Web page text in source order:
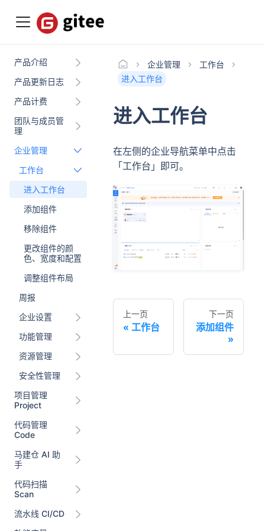
产品介绍
产品更新日志
产品计费
团队与成员管
理
企业管理
工作台
进入工作台
添加组件
移除组件
更改组件的颜
色、宽度和配置
调整组件布局
周报
企业设置
功能管理
资源管理
安全性管理
项目管理
Project
代码管理
Code
马建仓 AI 助
手
代码扫描
Scan
流水线 CI/CD
企业管理
工作台
进入工作台
进入工作台
在左侧的企业导航菜单中点击
「工作台」即可。
上一页
工作台
下一页
添加组件